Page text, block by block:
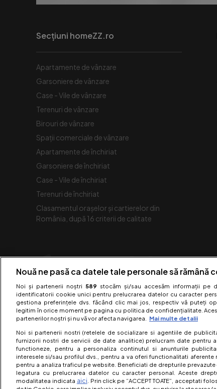
Secțiuni homeZZ.ro
Apartamente de vânzare
Garsoniere de vânzare
Case - Vile de vânzare
Terenuri de vânzare
Birouri de vânzare
Spaţii comerciale de vânzare
Apartamente de închiriat
Garsoniere de închiriat
Case - Vile de închiriat
Terenuri de închiriat
Clasamentul orașelor și cartierelor din
România, după 16 criterii de calitate
Nouă ne pasă ca datele tale personale să rămână
Noi și partenerii noștri 589 stocăm și/sau accesăm informații pe
identificatorii cookie unici pentru prelucrarea datelor cu caracter
gestiona preferințele dvs. făcând clic mai jos, respectiv vă puteți
legitim în orice moment pe pagina cu politica de confidențialitate.
partenerilor noștri și nu vă vor afecta navigarea.
Mai multe detalii
Noi si partenerii nostri (retelele de socializare si agentiile de
furnizorii nostri de servicii de date analitice) prelucram date pentru
functioneze, pentru a personaliza continutul si anunturile
interesele si/sau profilul dvs., pentru a va oferi functionalitati aferente
pentru a analiza traficul pe website. Beneficiati de drepturile prevazute
legatura cu prelucrarea datelor cu caracter personal. Aceste
modalitatea indicata aici . Prin click pe “ACCEPT TOATE”, acceptati